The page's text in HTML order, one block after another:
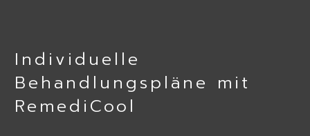
Individuelle
Behandlungspläne mit
RemediCool